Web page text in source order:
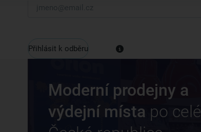
Přihlásit k odběru
Moderní prodejny a
výdejní místa po celé